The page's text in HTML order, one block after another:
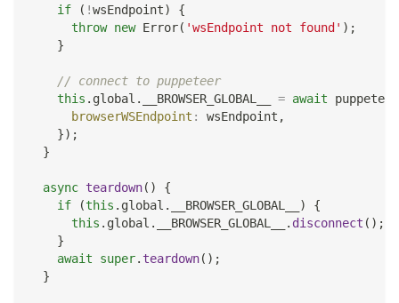
if
( !wsEndpoint)
{
throw new Error( 'wsEndpoint not found' ) ;
}
// connect to puppeteer
this . global . __BROWSER_GLOBAL__ = await puppeteer
browserWSEndpoint : wsEndpoint ,
}) ;
}
async teardown( )
{
if
(this . global . __BROWSER_GLOBAL__ )
{
this . global . __BROWSER_GLOBAL__ . disconnect ( ) ;
}
await
super. teardown( ) ;
}